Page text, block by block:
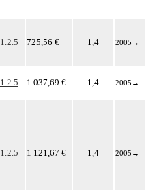
1.2.5 725,56 € 1,4 2005 →
1.2.5 1 037,69 € 1,4 2005 →
1.2.5 1 121,67 € 1,4 2005 →